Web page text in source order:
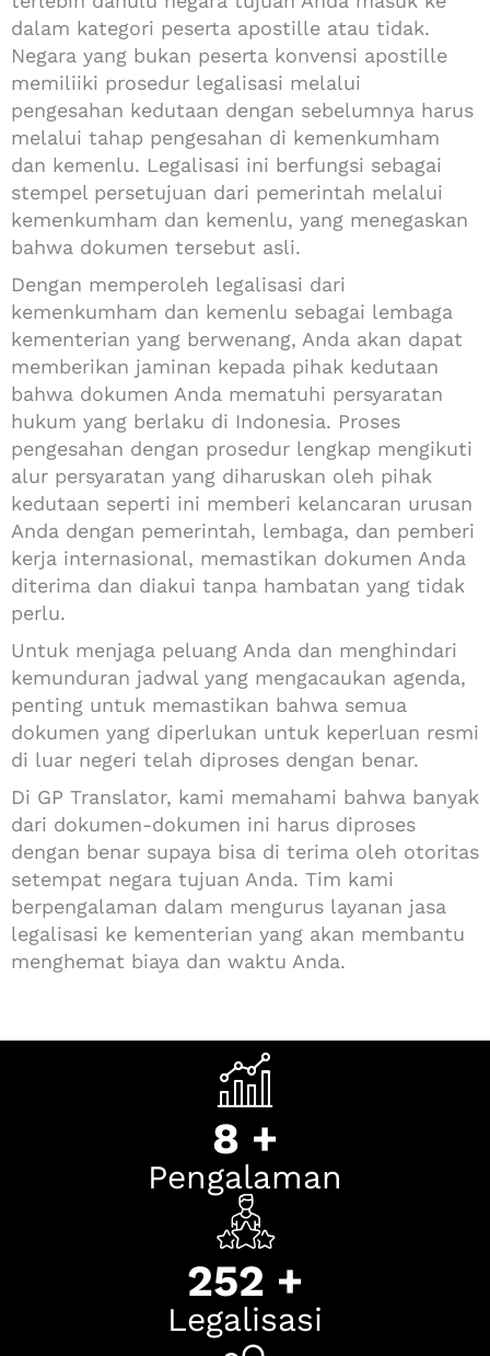
dalam kategori peserta apostille atau tidak.
Negara yang bukan peserta konvensi apostille
memiliiki prosedur legalisasi melalui
pengesahan kedutaan dengan sebelumnya harus
melalui tahap pengesahan di kemenkumham
dan kemenlu. Legalisasi ini berfungsi sebagai
stempel persetujuan dari pemerintah melalui
kemenkumham dan kemenlu, yang menegaskan
bahwa dokumen tersebut asli.
Dengan memperoleh legalisasi dari
kemenkumham dan kemenlu sebagai lembaga
kementerian yang berwenang, Anda akan dapat
memberikan jaminan kepada pihak kedutaan
bahwa dokumen Anda mematuhi persyaratan
hukum yang berlaku di Indonesia. Proses
pengesahan dengan prosedur lengkap mengikuti
alur persyaratan yang diharuskan oleh pihak
kedutaan seperti ini memberi kelancaran urusan
Anda dengan pemerintah, lembaga, dan pemberi
kerja internasional, memastikan dokumen Anda
diterima dan diakui tanpa hambatan yang tidak
perlu.
Untuk menjaga peluang Anda dan menghindari
kemunduran jadwal yang mengacaukan agenda,
penting untuk memastikan bahwa semua
dokumen yang diperlukan untuk keperluan resmi
di luar negeri telah diproses dengan benar.
Di GP Translator, kami memahami bahwa banyak
dari dokumen-dokumen ini harus diproses
dengan benar supaya bisa di terima oleh otoritas
setempat negara tujuan Anda. Tim kami
berpengalaman dalam mengurus layanan jasa
legalisasi ke kementerian yang akan membantu
menghemat biaya dan waktu Anda.
9 +
Pengalaman
295 +
Legalisasi